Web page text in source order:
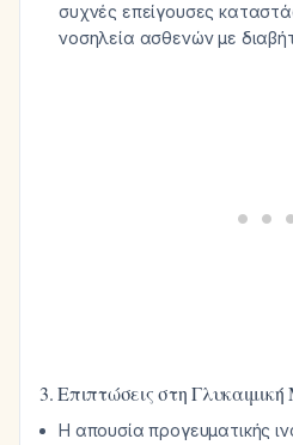
συχνές επείγουσες
νοσηλεία ασθενών με
3. Επιπτώσεις στη
Η απουσία προγευματικής